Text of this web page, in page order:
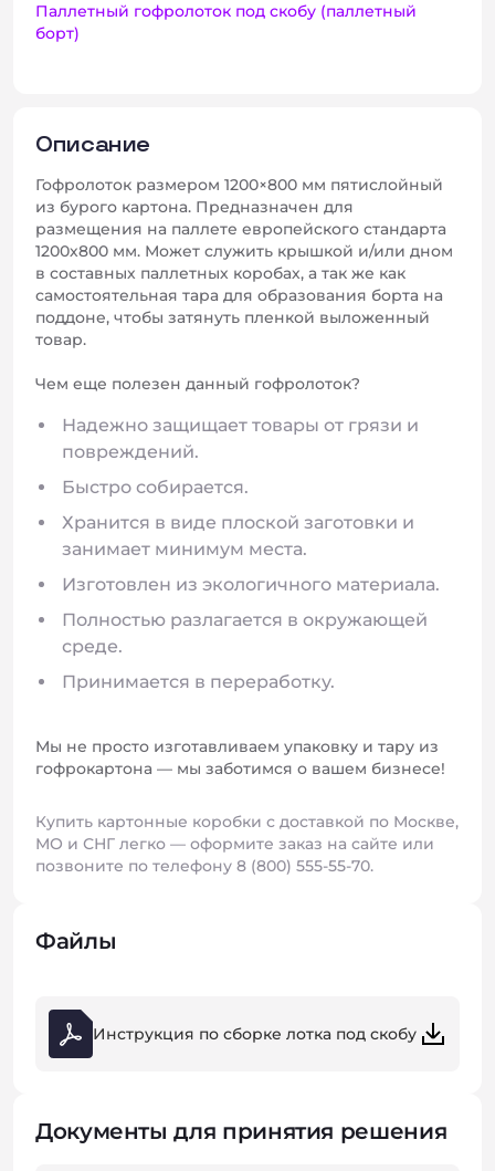
Паллетный гофролоток под скобу (паллетный
борт)
Описание
Гофролоток размером 1200×800 мм пятислойный
из бурого картона. Предназначен для
размещения на паллете европейского стандарта
1200х800 мм. Может служить крышкой и/или дном
в составных паллетных коробах, а так же как
самостоятельная тара для образования борта на
поддоне, чтобы затянуть пленкой выложенный
товар.
Чем еще полезен данный гофролоток?
Надежно защищает товары от грязи и
повреждений.
Быстро собирается.
Хранится в виде плоской заготовки и
занимает минимум места.
Изготовлен из экологичного материала.
Полностью разлагается в окружающей
среде.
Принимается в переработку.
Мы не просто изготавливаем упаковку и тару из
гофрокартона — мы заботимся о вашем бизнесе!
Купить картонные коробки с доставкой по Москве,
МО и СНГ легко — оформите заказ на сайте или
позвоните по телефону 8 (800) 555-55-70.
Файлы
Инструкция по сборке лотка под скобу
Документы для принятия решения